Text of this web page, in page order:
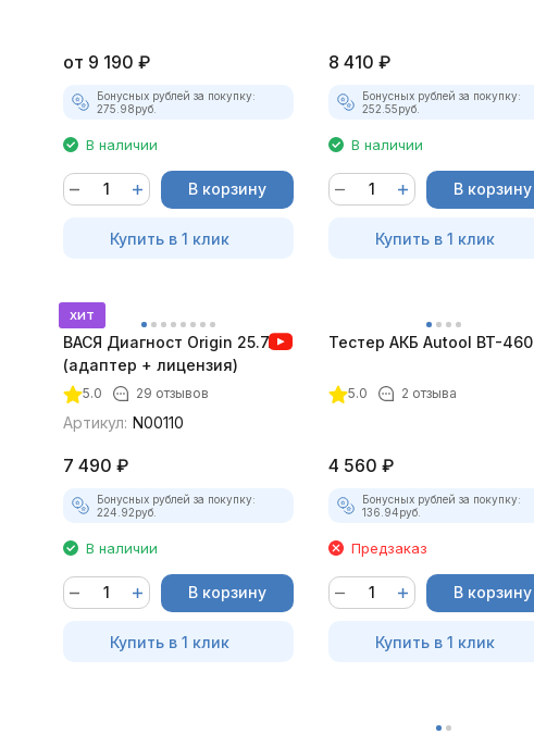
от 9 190 ₽
Бонусных рублей за покупку:
275.98руб.
В наличии
В корзину
Купить в 1 клик
8 410 ₽
Бонусных рублей за покупку:
252.55руб.
В наличии
В корзину
Купить в 1 клик
хит
ВАСЯ Диагност Origin 25.7.0
(адаптер + лицензия)
5.0 29 отзывов
Артикул: N00110
7 490 ₽
Бонусных рублей за покупку:
224.92руб.
В наличии
В корзину
Купить в 1 клик
Тестер АКБ Autool BT-460
5.0 2 отзыва
4 560 ₽
Бонусных рублей за покупку:
136.94руб.
Предзаказ
В корзину
Купить в 1 клик